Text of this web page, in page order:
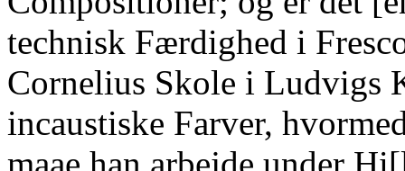
technisk Færdighed i
Cornelius Skole i Ludvigs
incaustiske Farver,
maae han arbejde under